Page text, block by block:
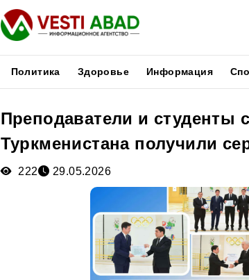
Политика Здоровье Информация
Преподаватели и студенты
Туркменистана получили
222 29.05.2026